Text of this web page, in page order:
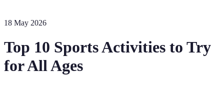
18 May 2026
Top 10 Sports Activities to Try
for All Ages